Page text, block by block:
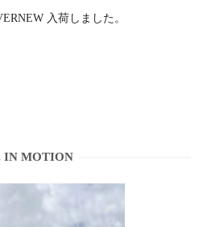
入荷しました。
IN MOTION